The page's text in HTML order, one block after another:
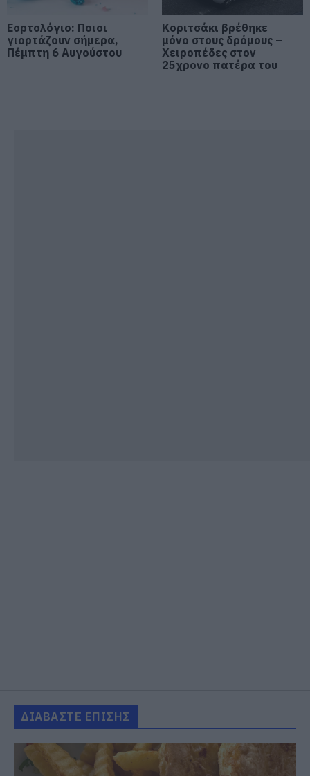
δασκάλων στην Εύβοια – Το θέμα
πάει στην βουλή
06.08.2026 | 16:45
Έρχεται ισχυρό κύμα ζέστης:
Εορτολόγιο: Ποιοι
γιορτάζουν σήμερα,
Πέμπτη 6 Αυγούστου
Κοριτσάκι βρέθηκε
μόνο στους δρόμους –
Χειροπέδες στον
25χρονο πατέρα του
ΔΙΑΒΑΣΤΕ ΕΠΙΣΗΣ